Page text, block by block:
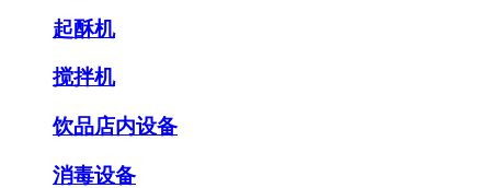
起酥机
搅拌机
饮品店内设备
消毒设备